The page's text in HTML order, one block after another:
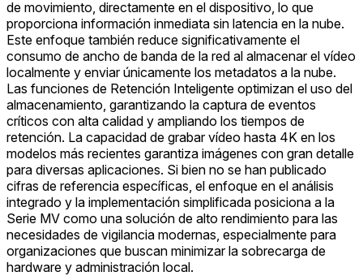
de movimiento, directamente en el dispositivo, lo que
proporciona información inmediata sin latencia en la nube.
Este enfoque también reduce significativamente el
consumo de ancho de banda de la red al almacenar el vídeo
localmente y enviar únicamente los metadatos a la nube.
Las funciones de Retención Inteligente optimizan el uso del
almacenamiento, garantizando la captura de eventos
críticos con alta calidad y ampliando los tiempos de
retención. La capacidad de grabar vídeo hasta 4K en los
modelos más recientes garantiza imágenes con gran detalle
para diversas aplicaciones. Si bien no se han publicado
cifras de referencia específicas, el enfoque en el análisis
integrado y la implementación simplificada posiciona a la
Serie MV como una solución de alto rendimiento para las
necesidades de vigilancia modernas, especialmente para
organizaciones que buscan minimizar la sobrecarga de
hardware y administración local.